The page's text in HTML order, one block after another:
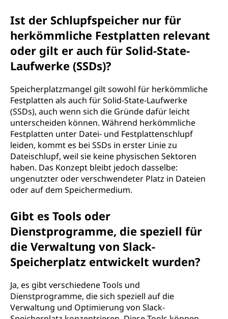
Ist der Schlupfspeicher nur für
herkömmliche Festplatten relevant
oder gilt er auch für Solid-State-
Laufwerke (SSDs)?
Speicherplatzmangel gilt sowohl für herkömmliche
Festplatten als auch für Solid-State-Laufwerke
(SSDs), auch wenn sich die Gründe dafür leicht
unterscheiden können. Während herkömmliche
Festplatten unter Datei- und Festplattenschlupf
leiden, kommt es bei SSDs in erster Linie zu
Dateischlupf, weil sie keine physischen Sektoren
haben. Das Konzept bleibt jedoch dasselbe:
ungenutzter oder verschwendeter Platz in Dateien
oder auf dem Speichermedium.
Gibt es Tools oder
Dienstprogramme, die speziell für
die Verwaltung von Slack-
Speicherplatz entwickelt wurden?
Ja, es gibt verschiedene Tools und
Dienstprogramme, die sich speziell auf die
Verwaltung und Optimierung von Slack-